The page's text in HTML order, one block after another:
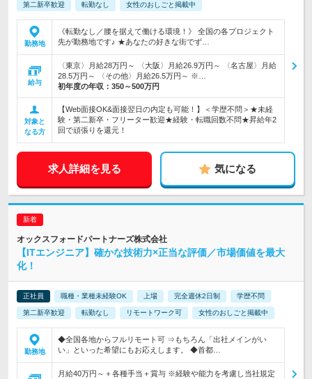
第二新卒歓迎 転勤なし 女性のおしごと掲載中
勤務地
《転勤なし／腰を据えて働ける環境！》 全国の各プロジェクト
先が勤務地です♪ ★あなたの好きな街でず…
給与
〈東京〉月給28万円～ 〈大阪〉月給26.9万円～ 〈名古屋〉月給
28.5万円～ 〈その他〉月給26.5万円～ ※…
初年度の年収： 350～500万円
対象と
なる方
【Web面接OK&面接翌日の内定も可能！】＜学歴不問＞★未経
験・第二新卒・フリーター歓迎★経験・転職回数不問★昇給年2
回で頑張りを還元！
求人詳細を見る 気になる
オックスフォードパートナーズ株式会社
【ITエンジニア】確かな技術力×正当な評価／市場価値を最大
化！
正社員 職種・業種未経験OK 上場 完全週休2日制 学歴不問
第二新卒歓迎 転勤なし リモートワーク可 女性のおしごと掲載中
勤務地
◆全国各地からフルリモート可 ⇒もちろん「出社メインがい
い」といった希望にもお応えします。 ◆首都…
月給40万円～＋各種手当＋賞与 ※経験や能力を考慮し当社規定